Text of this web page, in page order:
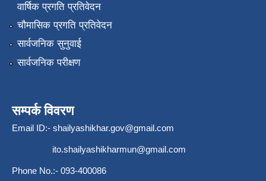
वार्षिक प्रगति प्रतिवेदन
चौमासिक प्रगति प्रतिवेदन
सार्वजनिक सुनुवाई
सार्वजनिक परीक्षण
सम्पर्क विवरण
Email ID:- shailyashikhar.gov@gmail.com
ito.shailyashikharmun@gmail.com
Phone No.:- 093-400086